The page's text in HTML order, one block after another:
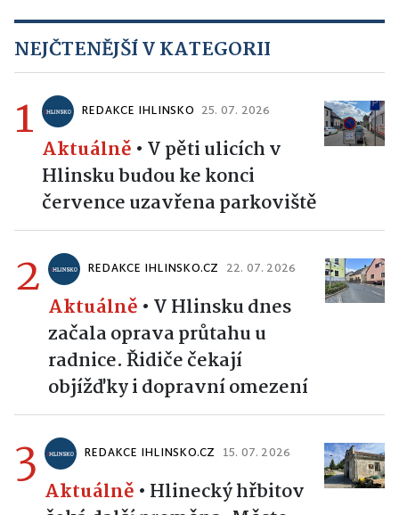
NEJČTENĚJŠÍ V KATEGORII
1 REDAKCE IHLINSKO 25. 07. 2026
Aktuálně • V pěti ulicích v
Hlinsku budou ke konci
července uzavřena parkoviště
2 REDAKCE IHLINSKO.CZ 22. 07. 2026
Aktuálně • V Hlinsku dnes
začala oprava průtahu u
radnice. Řidiče čekají
objížďky i dopravní omezení
3 REDAKCE IHLINSKO.CZ 15. 07. 2026
Aktuálně • Hlinecký hřbitov